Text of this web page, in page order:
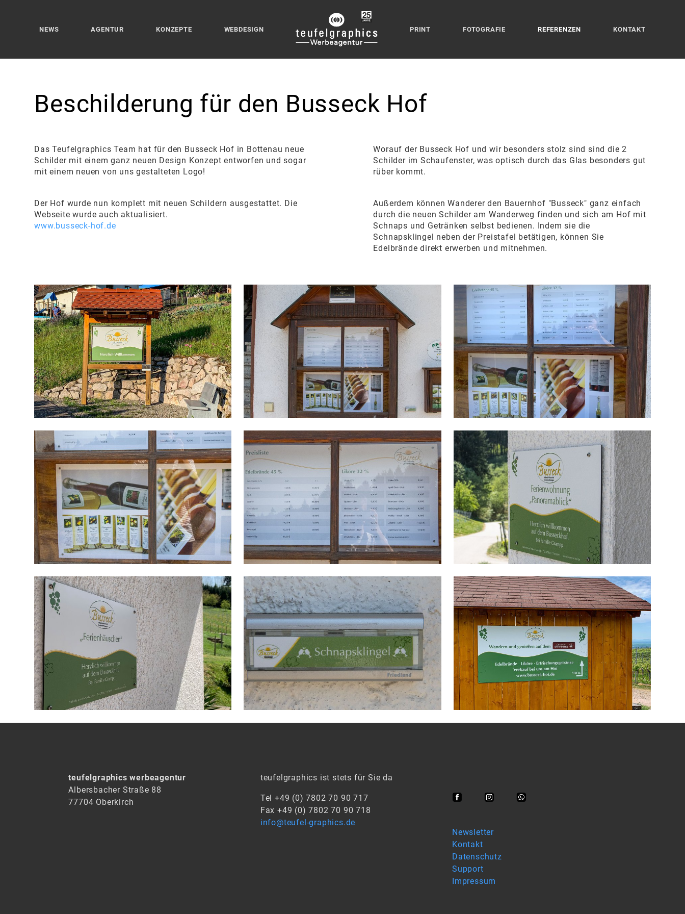
NEWS AGENTUR KONZEPTE WEBDESIGN PRINT FOTOGRAFIE REFERENZEN KONTAKT
Beschilderung für den Busseck Hof
Das Teufelgraphics Team hat für den Busseck Hof in Bottenau neue
Schilder mit einem ganz neuen Design Konzept entworfen und sogar
mit einem neuen von uns gestalteten Logo!
Der Hof wurde nun komplett mit neuen Schildern ausgestattet. Die
Webseite wurde auch aktualisiert.
www.busseck-hof.de
Worauf der Busseck Hof und wir besonders stolz sind sind die 2
Schilder im Schaufenster, was optisch durch das Glas besonders gut
rüber kommt.
Außerdem können Wanderer den Bauernhof "Busseck" ganz einfach
durch die neuen Schilder am Wanderweg finden und sich am Hof mit
Schnaps und Getränken selbst bedienen. Indem sie die
Schnapsklingel neben der Preistafel betätigen, können Sie
Edelbrände direkt erwerben und mitnehmen.
teufelgraphics werbeagentur
Albersbacher Straße 88
77704 Oberkirch
teufelgraphics ist stets für Sie da
Tel +49 (0) 7802 70 90 717
Fax +49 (0) 7802 70 90 718
info@teufel-graphics.de
Newsletter
Kontakt
Datenschutz
Support
Impressum